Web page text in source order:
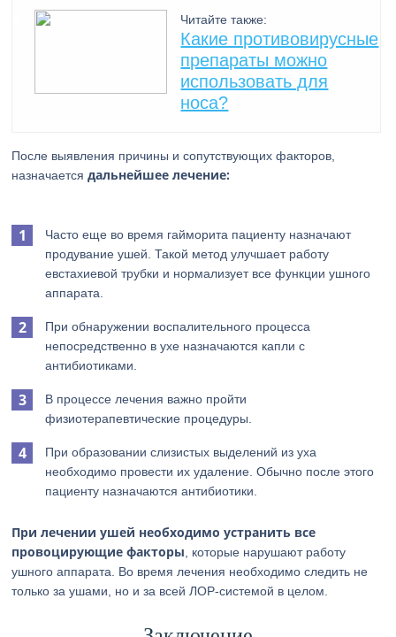
Читайте также:
Какие противовирусные
препараты можно
использовать для
носа?
После выявления причины и сопутствующих факторов,
назначаетсядальнейшее лечение:
Часто еще во время гайморита пациенту назначают
продувание ушей. Такой метод улучшает работу
евстахиевой трубки и нормализует все функции ушного
аппарата.
При обнаружении воспалительного процесса
непосредственно в ухе назначаются капли с
антибиотиками.
В процессе лечения важно пройти
физиотерапевтические процедуры.
При образовании слизистых выделений из уха
необходимо провести их удаление. Обычно после этого
пациенту назначаются антибиотики.
При лечении ушей необходимо устранить все
провоцирующие факторы , которые нарушают работу
ушного аппарата. Во время лечения необходимо следить не
только за ушами, но и за всей ЛОР-системой в целом.